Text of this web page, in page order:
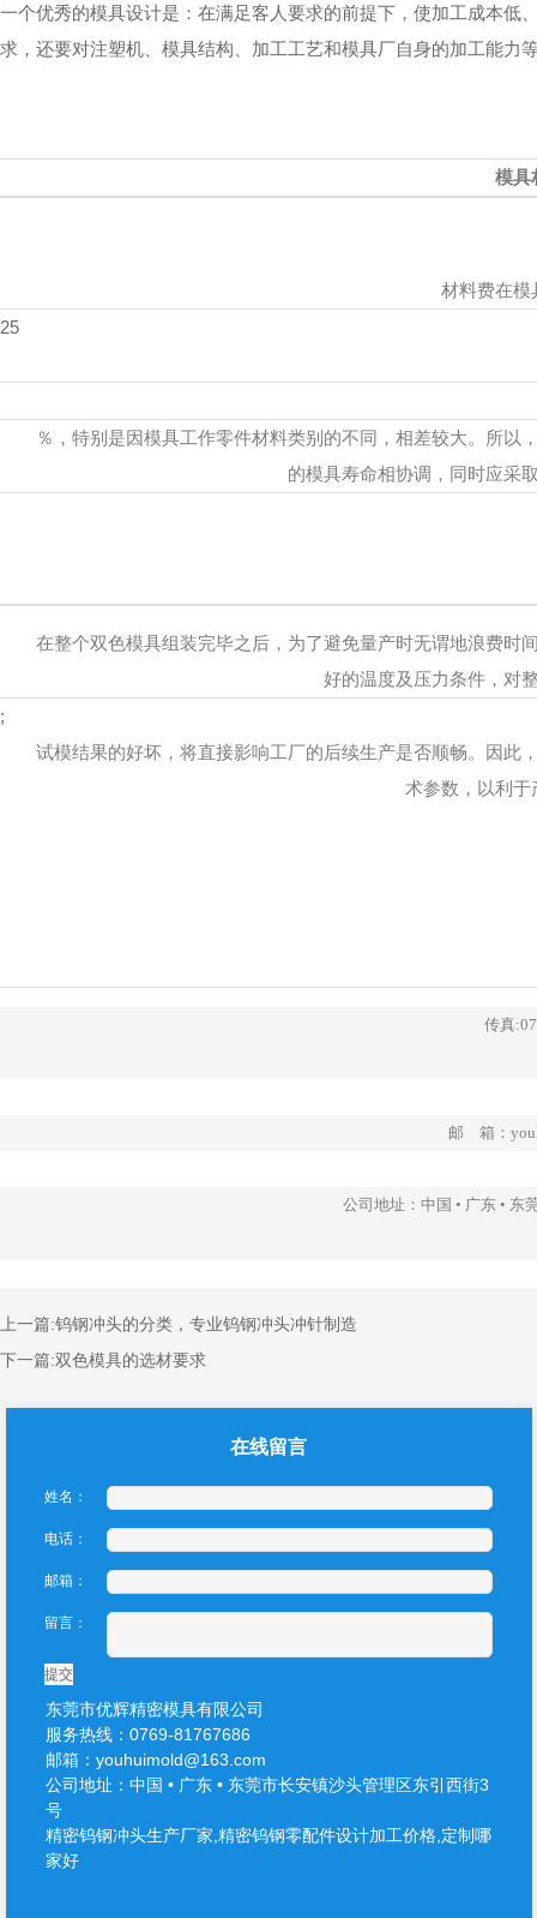
一个优秀的模具设计是：在满足客人要求的前提下，使加工成本
求，还要对注塑机、模具结构、加工工艺和模具厂自身的加工能力
模具
材料费在模
25
％，特别是因模具工作零件材料类别的不同，相差较大。所
的模具寿命相协调，同时应采
在整个双色模具组装完毕之后，为了避免量产时无谓地浪费时
好的温度及压力条件，对
;
试模结果的好坏，将直接影响工厂的后续生产是否顺畅。因此
术参数，以利
传真
邮 箱：
公司地址：中国 • 广东 • 东
上一篇:钨钢冲头的分类，专业钨钢冲头冲针制造
下一篇:双色模具的选材要求
在线留言
姓名：
电话：
邮箱：
留言：
提交
东莞市优辉精密模具有限公司
服务热线：0769-81767686
邮箱：youhuimold@163.com
公司地址：中国 • 广东 • 东莞市长安镇沙头管理区东引西街3
号
精密钨钢冲头生产厂家,精密钨钢零配件设计加工价格,定制哪
家好